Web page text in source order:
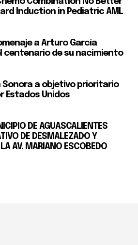
Induction in Pediatric AML
a Arturo García
centenario de su nacimiento
Sonora a objetivo prioritario
Estados Unidos
DE AGUASCALIENTES
DE DESMALEZADO Y
AV. MARIANO ESCOBEDO